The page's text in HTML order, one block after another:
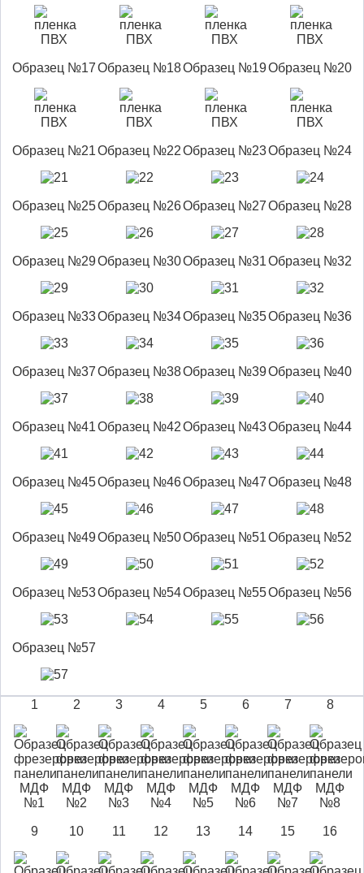
Образец №17Образец №18Образец №19Образец №20
Образец №21Образец №22Образец №23Образец №24
Образец №25Образец №26Образец №27Образец №28
Образец №29Образец №30Образец №31Образец №32
Образец №33Образец №34Образец №35Образец №36
Образец №37Образец №38Образец №39Образец №40
Образец №41Образец №42Образец №43Образец №44
Образец №45Образец №46Образец №47Образец №48
Образец №49Образец №50Образец №51Образец №52
Образец №53Образец №54Образец №55Образец №56
Образец №57
1 2 3 4 5 6 7 8
9 10 11 12 13 14 15 16